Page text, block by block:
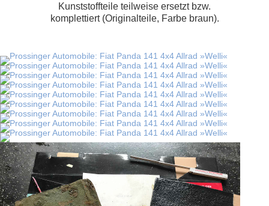
Kunststoffteile teilweise ersetzt bzw.
komplettiert (Originalteile, Farbe braun).